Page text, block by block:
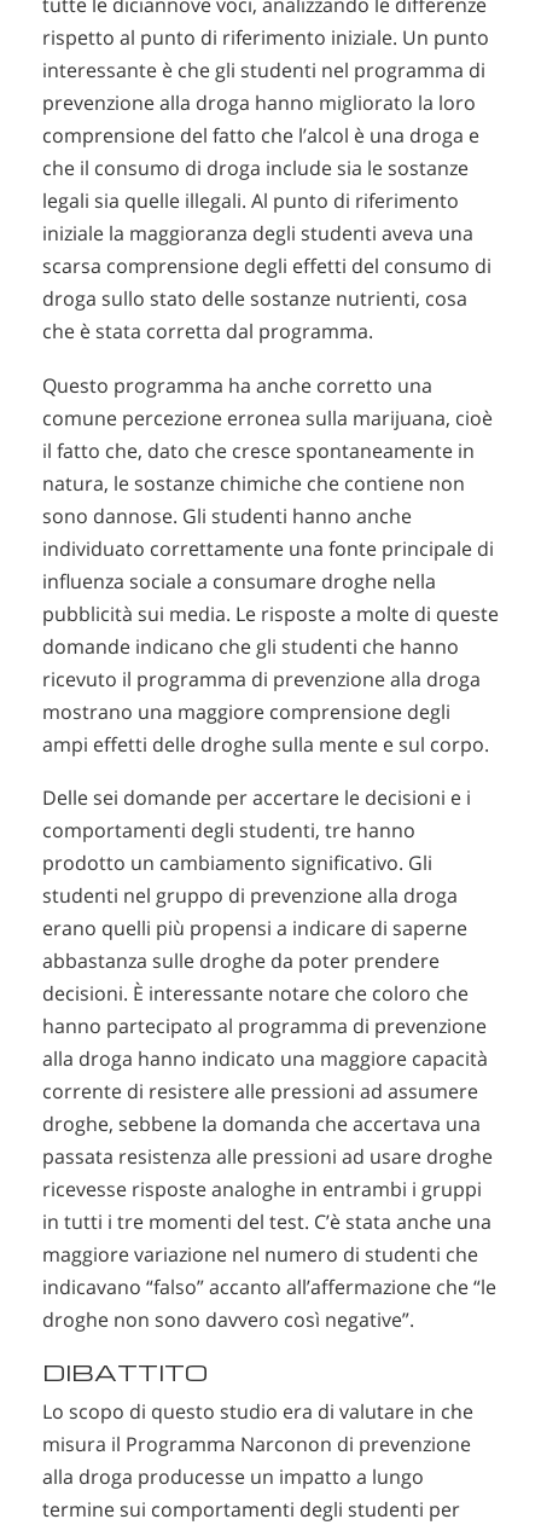
rispetto al punto di riferimento iniziale. Un punto
interessante è che gli studenti nel programma di
prevenzione alla droga hanno migliorato la loro
comprensione del fatto che l’alcol è una droga e
che il consumo di droga include sia le sostanze
legali sia quelle illegali. Al punto di riferimento
iniziale la maggioranza degli studenti aveva una
scarsa comprensione degli effetti del consumo di
droga sullo stato delle sostanze nutrienti, cosa
che è stata corretta dal programma.
Questo programma ha anche corretto una
comune percezione erronea sulla marijuana, cioè
il fatto che, dato che cresce spontaneamente in
natura, le sostanze chimiche che contiene non
sono dannose. Gli studenti hanno anche
individuato correttamente una fonte principale di
influenza sociale a consumare droghe nella
pubblicità sui media. Le risposte a molte di queste
domande indicano che gli studenti che hanno
ricevuto il programma di prevenzione alla droga
mostrano una maggiore comprensione degli
ampi effetti delle droghe sulla mente e sul corpo.
Delle sei domande per accertare le decisioni e i
comportamenti degli studenti, tre hanno
prodotto un cambiamento significativo. Gli
studenti nel gruppo di prevenzione alla droga
erano quelli più propensi a indicare di saperne
abbastanza sulle droghe da poter prendere
decisioni. È interessante notare che coloro che
hanno partecipato al programma di prevenzione
alla droga hanno indicato una maggiore capacità
corrente di resistere alle pressioni ad assumere
droghe, sebbene la domanda che accertava una
passata resistenza alle pressioni ad usare droghe
ricevesse risposte analoghe in entrambi i gruppi
in tutti i tre momenti del test. C’è stata anche una
maggiore variazione nel numero di studenti che
indicavano “falso” accanto all’affermazione che “le
droghe non sono davvero così negative”.
DIBATTITO
Lo scopo di questo studio era di valutare in che
misura il Programma Narconon di prevenzione
alla droga producesse un impatto a lungo
termine sui comportamenti degli studenti per